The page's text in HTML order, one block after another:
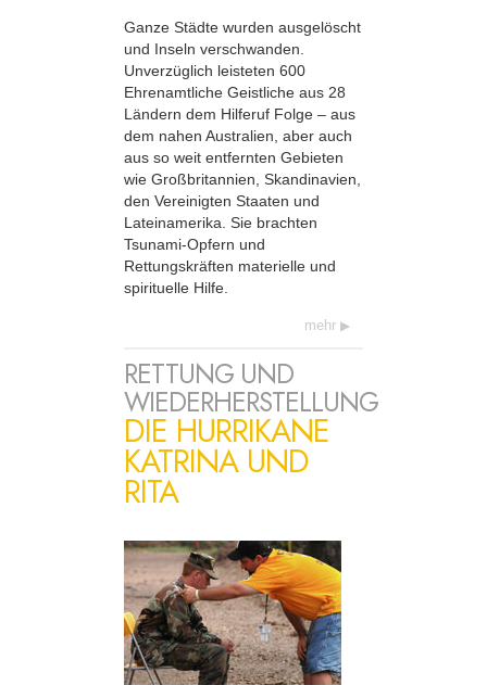
Ganze Städte wurden ausgelöscht
und Inseln verschwanden.
Unverzüglich leisteten 600
Ehrenamtliche Geistliche aus 28
Ländern dem Hilferuf Folge – aus
dem nahen Australien, aber auch
aus so weit entfernten Gebieten
wie Großbritannien, Skandinavien,
den Vereinigten Staaten und
Lateinamerika. Sie brachten
Tsunami-Opfern und
Rettungskräften materielle und
spirituelle Hilfe.
mehr
RETTUNG UND
WIEDERHERSTELLUNG
DIE HURRIKANE
KATRINA UND
RITA